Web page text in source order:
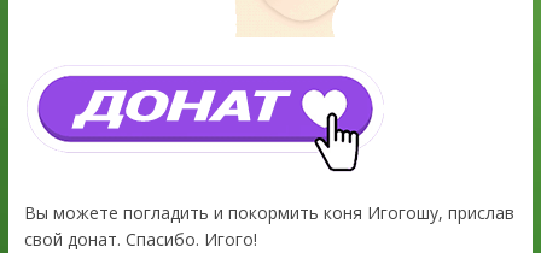
Вы можете погладить и покормить коня Игогошу, прислав
свой донат. Спасибо. Игого!